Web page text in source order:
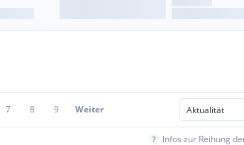
7 8 9 Weiter
Infos zur Reihung